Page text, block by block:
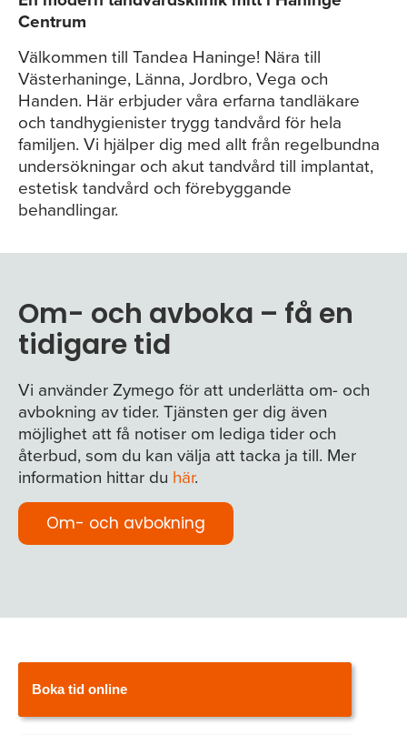
Centrum
Välkommen till Tandea Haninge! Nära till
Västerhaninge, Länna, Jordbro, Vega och
Handen. Här erbjuder våra erfarna tandläkare
och tandhygienister trygg tandvård för hela
familjen. Vi hjälper dig med allt från regelbundna
undersökningar och akut tandvård till implantat,
estetisk tandvård och förebyggande
behandlingar.
Om- och avboka – få en
tidigare tid
Vi använder Zymego för att underlätta om- och
avbokning av tider. Tjänsten ger dig även
möjlighet att få notiser om lediga tider och
återbud, som du kan välja att tacka ja till. Mer
information hittar du här.
Om- och avbokning
Boka tid online